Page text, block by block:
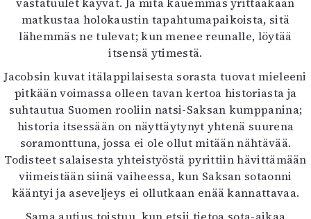
matkustaa holokaustin tapahtumapaikoista, sitä
lähemmäs ne tulevat; kun menee reunalle, löytää
itsensä ytimestä.
Jacobsin kuvat itälappilaisesta sorasta tuovat mieleeni
pitkään voimassa olleen tavan kertoa historiasta ja
suhtautua Suomen rooliin natsi-Saksan kumppanina;
historia itsessään on näyttäytynyt yhtenä suurena
soramonttuna, jossa ei ole ollut mitään nähtävää.
Todisteet salaisesta yhteistyöstä pyrittiin hävittämään
viimeistään siinä vaiheessa, kun Saksan sotaonni
kääntyi ja aseveljeys ei ollutkaan enää kannattavaa.